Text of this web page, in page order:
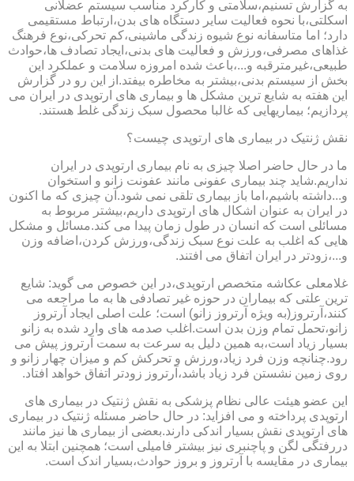
به گزارش تسنیم،سلامتی و کارکرد مناسب سیستم عضلانی
اسکلتی،با نحوه فعالیت سایر دستگاه های بدن،ارتباط مستقیمی
دارد؛ اما متاسفانه نوع شیوه زندگی ماشینی،کم تحرکی،نوع فرهنگ
غذاهای مصرفی،ورزش و فعالیت های بدنی،ایجاد تصادف ها،حوادث
طبیعی،غیرمترقبه و...،باعث شده امروزه سلامت و عملکرد این
بخش از سیستم بدنی،بیشتر به مخاطره بیفتد.از این رو در گزارش
این هفته به شایع ترین مشکل ها و بیماری های ارتوپدی در ایران می
پردازیم؛ بیماریهایی که غالبا محصول سبک زندگی غلط هستند.
نقش ژنتیک در بیماری های ارتوپدی چیست؟
ما در حال حاضر اصلا چیزی به نام بیماری ارتوپدی در ایران
نداریم.شاید چند بیماری عفونی مانند عفونت زانو و استخوان
و...داشته باشیم،اما باز بیماری تلقی نمی شود.آن چیزی که ما اکنون
در ایران به عنوان اشکال های ارتوپدی داریم،بیشتر مربوط به
مسائلی است که انسان در طول زمان پیدا می کند.مسائل و مشکل
هایی که اغلب به علت نوع سبک زندگی،ورزش کردن،اضافه وزن
و...،زودتر در ایران اتفاق می افتند.
غلامعلی عکاشه متخصص ارتوپدی،در این خصوص می گوید: شایع
ترین علتی که بیماران در حوزه غیر تصادفی ها به ما مراجعه می
کنند،آرتروز(به ویژه آرتروز زانو) است؛ علت اصلی ایجاد آرتروز
زانو،تحمل تمام وزن بدن است.اغلب صدمه های وارد شده به زانو
بسیار زیاد است،به همین دلیل به سرعت به سمت آرتروز پیش می
رود.چنانچه وزن فرد زیاد،ورزش و تحرکش کم و میزان چهار زانو و
روی زمین نشستن فرد زیاد باشد،آرتروز زودتر اتفاق خواهد افتاد.
این عضو هیئت عالی نظام پزشکی به نقش ژنتیک در بیماری های
ارتوپدی پرداخته و می افزاید: در حال حاضر مسئله ژنتیک در بیماری
های ارتوپدی نقش بسیار اندکی دارند.بعضی از بیماری ها نیز مانند
دررفتگی لگن و پاچنبری نیز بیشتر فامیلی است؛ همچنین ابتلا به این
بیماری در مقایسه با آرتروز و بروز حوادث،بسیار اندک است.